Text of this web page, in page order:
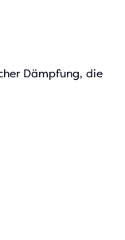
Dämpfung, die